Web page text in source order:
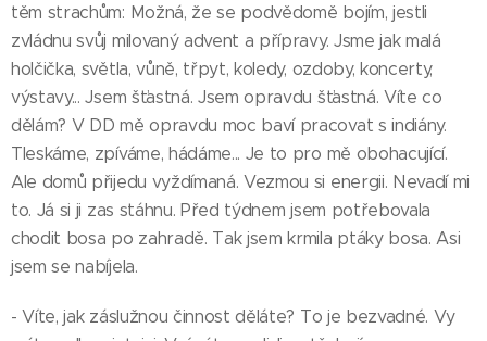
těm strachům: Možná, že se podvědomě bojím, jestli
zvládnu svůj milovaný advent a přípravy. Jsme jak malá
holčička, světla, vůně, třpyt, koledy, ozdoby, koncerty,
výstavy... Jsem šťastná. Jsem opravdu šťastná. Víte co
dělám? V DD mě opravdu moc baví pracovat s indiány.
Tleskáme, zpíváme, hádáme... Je to pro mě obohacující.
Ale domů přijedu vyždímaná. Vezmou si energii. Nevadí mi
to. Já si ji zas stáhnu. Před týdnem jsem potřebovala
chodit bosa po zahradě. Tak jsem krmila ptáky bosa. Asi
jsem se nabíjela.
- Víte, jak záslužnou činnost děláte? To je bezvadné. Vy